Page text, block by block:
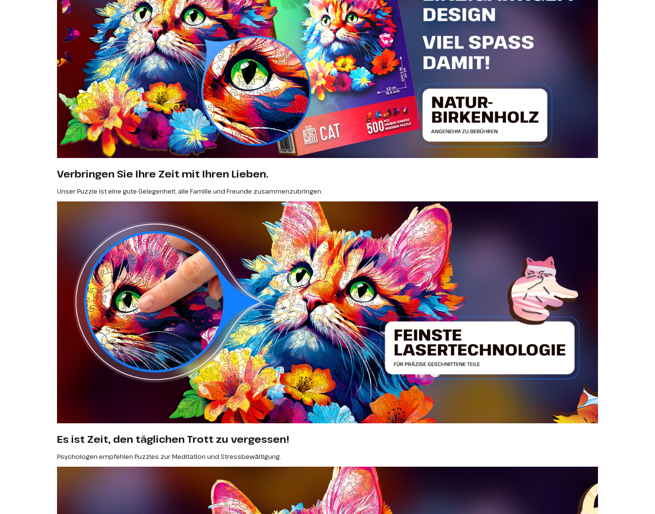
Verbringen Sie Ihre Zeit mit Ihren Lieben.
Unser Puzzle ist eine gute Gelegenheit, alle Familie und Freunde zusammenzubringen.
Es ist Zeit, den täglichen Trott zu vergessen!
Psychologen empfehlen Puzzles zur Meditation und Stressbewältigung.